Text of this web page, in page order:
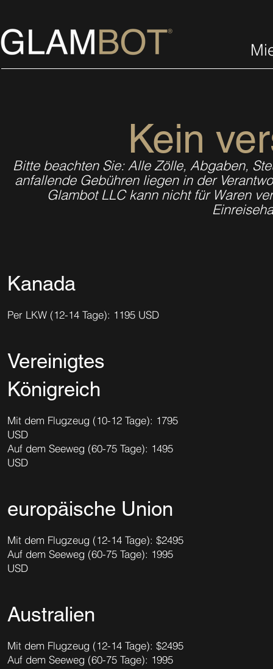
Kein
Bitte beachten Sie: Alle Zölle, Abgaben,
anfallende Gebühren liegen in der
Glambot LLC kann nicht für Waren
Kanada
Per LKW (12-14 Tage): 1195 USD
Vereinigtes
Königreich
Mit dem Flugzeug (10-12 Tage): 1795
USD
Auf dem Seeweg (60-75 Tage): 1495
USD
europäische Union
Mit dem Flugzeug (12-14 Tage): $2495
Auf dem Seeweg (60-75 Tage): 1995
USD
Australien
Mit dem Flugzeug (12-14 Tage): $2495
Auf dem Seeweg (60-75 Tage): 1995